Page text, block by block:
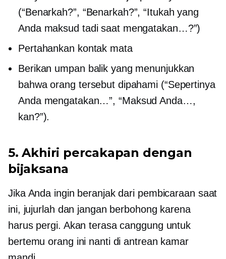
(“Benarkah?”, “Benarkah?”, “Itukah yang
Anda maksud tadi saat mengatakan…?”)
Pertahankan kontak mata
Berikan umpan balik yang menunjukkan
bahwa orang tersebut dipahami (“Sepertinya
Anda mengatakan…”, “Maksud Anda…,
kan?”).
5. Akhiri percakapan dengan
bijaksana
Jika Anda ingin beranjak dari pembicaraan saat
ini, jujurlah dan jangan berbohong karena
harus pergi. Akan terasa canggung untuk
bertemu orang ini nanti di antrean kamar